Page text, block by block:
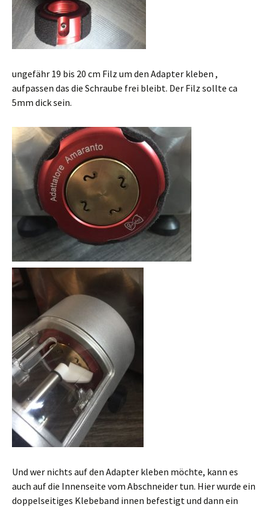
ungefähr 19 bis 20 cm Filz um den Adapter kleben ,
aufpassen das die Schraube frei bleibt. Der Filz sollte ca
5mm dick sein.
Und wer nichts auf den Adapter kleben möchte, kann es
auch auf die Innenseite vom Abschneider tun. Hier wurde ein
doppelseitiges Klebeband innen befestigt und dann ein